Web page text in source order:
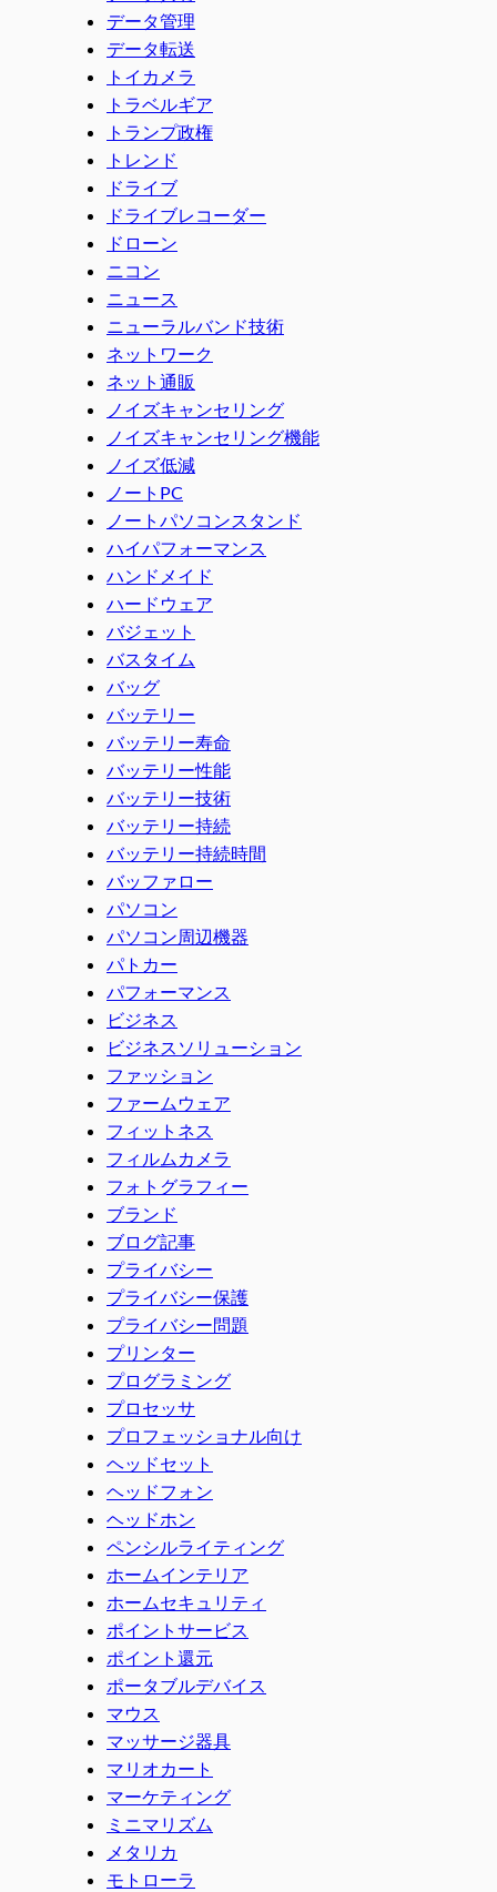
データ管理
データ転送
トイカメラ
トラベルギア
トランプ政権
トレンド
ドライブ
ドライブレコーダー
ドローン
ニコン
ニュース
ニューラルバンド技術
ネットワーク
ネット通販
ノイズキャンセリング
ノイズキャンセリング機能
ノイズ低減
ノートPC
ノートパソコンスタンド
ハイパフォーマンス
ハンドメイド
ハードウェア
バジェット
バスタイム
バッグ
バッテリー
バッテリー寿命
バッテリー性能
バッテリー技術
バッテリー持続
バッテリー持続時間
バッファロー
パソコン
パソコン周辺機器
パトカー
パフォーマンス
ビジネス
ビジネスソリューション
ファッション
ファームウェア
フィットネス
フィルムカメラ
フォトグラフィー
ブランド
ブログ記事
プライバシー
プライバシー保護
プライバシー問題
プリンター
プログラミング
プロセッサ
プロフェッショナル向け
ヘッドセット
ヘッドフォン
ヘッドホン
ペンシルライティング
ホームインテリア
ホームセキュリティ
ポイントサービス
ポイント還元
ポータブルデバイス
マウス
マッサージ器具
マリオカート
マーケティング
ミニマリズム
メタリカ
モトローラ